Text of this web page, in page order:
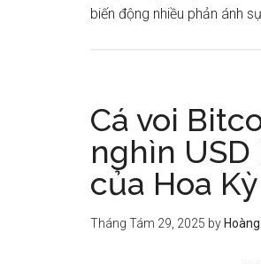
biến động nhiều phản ánh
Cá voi
nghìn USD
của Hoa Kỳ
Tháng Tám 29, 2025 by